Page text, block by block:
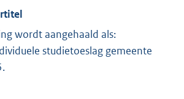
wordt aangehaald als:
studietoeslag gemeente